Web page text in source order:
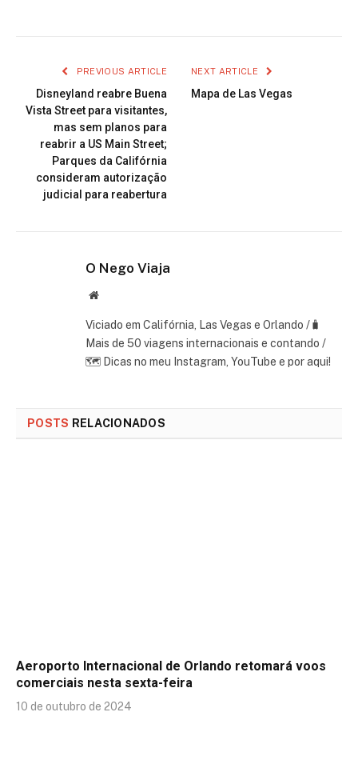
PREVIOUS ARTICLE
Disneyland reabre Buena
Vista Street para visitantes,
mas sem planos para
reabrir a US Main Street;
Parques da Califórnia
consideram autorização
judicial para reabertura
NEXT ARTICLE
Mapa de Las Vegas
O Nego Viaja
Website
Viciado em Califórnia, Las Vegas e Orlando /🧳
Mais de 50 viagens internacionais e contando /
🗺 Dicas no meu Instagram, YouTube e por aqui!
POSTS RELACIONADOS
Aeroporto Internacional de Orlando retomará voos
comerciais nesta sexta-feira
10 de outubro de 2024